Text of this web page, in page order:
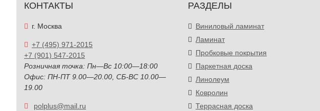
КОНТАКТЫ
г. Москва
+7 (495) 971-2015
+7 (901) 547-2015
Розничная точка: Пн—Вс 10:00—18:00
Офис: ПН-ПТ 9.00—20.00, СБ-ВС 10.00—
19.00
polplus@mail.ru
РАЗДЕЛЫ
Виниловый ламинат
Ламинат
Пробковые покрытия
Паркетная доска
Линолеум
Ковролин
Террасная доска